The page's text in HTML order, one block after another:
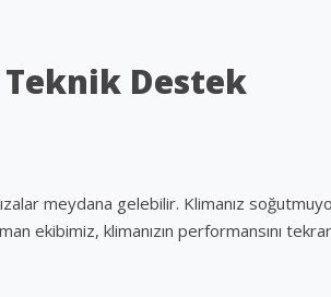
Destek
meydana gelebilir. Klimanız
ekibimiz, klimanızın performansını